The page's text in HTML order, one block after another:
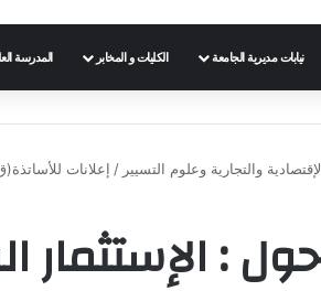
نيابات مديرية الجامعة الكليات و المخابر المدرسة
والتجارية وعلوم التسيير / إعلانات
: الإستثمار